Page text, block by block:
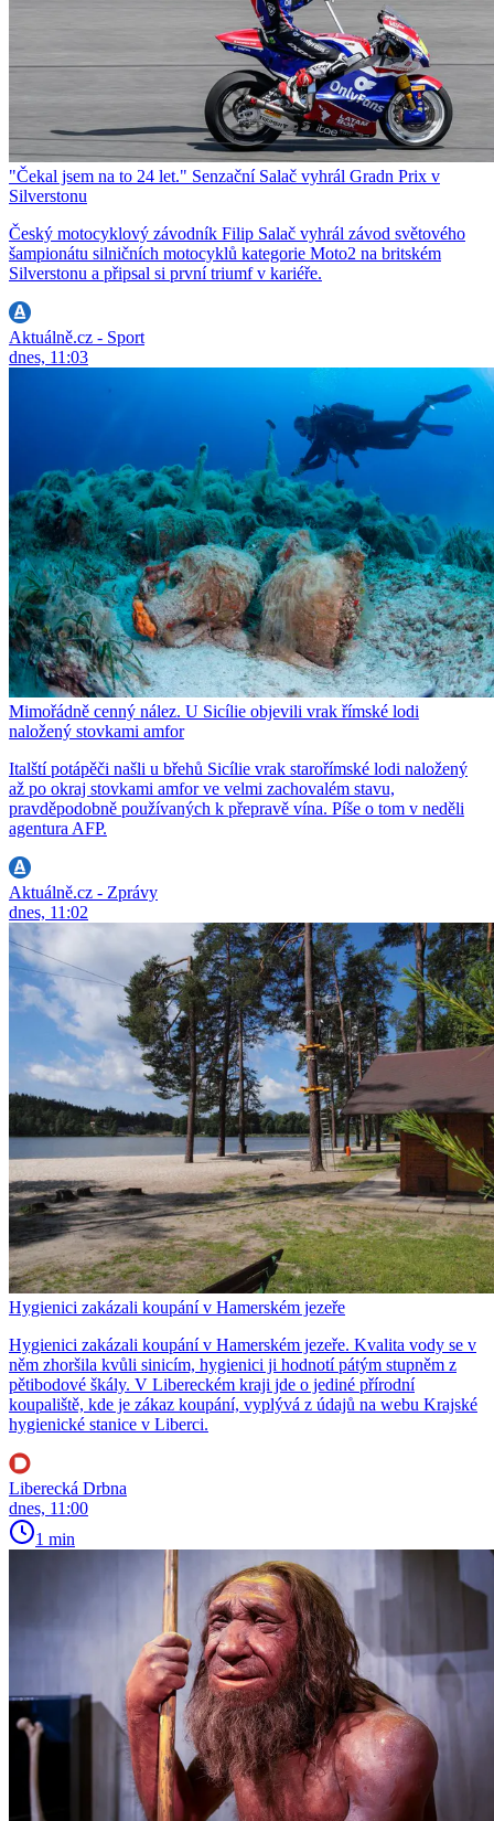
"Čekal jsem na to 24 let." Senzační Salač vyhrál Gradn Prix v
Silverstonu
Český motocyklový závodník Filip Salač vyhrál závod světového
šampionátu silničních motocyklů kategorie Moto2 na britském
Silverstonu a připsal si první triumf v kariéře.
Aktuálně.cz - Sport
dnes, 11:03
Mimořádně cenný nález. U Sicílie objevili vrak římské lodi
naložený stovkami amfor
Italští potápěči našli u břehů Sicílie vrak starořímské lodi naložený
až po okraj stovkami amfor ve velmi zachovalém stavu,
pravděpodobně používaných k přepravě vína. Píše o tom v neděli
agentura AFP.
Aktuálně.cz - Zprávy
dnes, 11:02
Hygienici zakázali koupání v Hamerském jezeře
Hygienici zakázali koupání v Hamerském jezeře. Kvalita vody se v
něm zhoršila kvůli sinicím, hygienici ji hodnotí pátým stupněm z
pětibodové škály. V Libereckém kraji jde o jediné přírodní
koupaliště, kde je zákaz koupání, vyplývá z údajů na webu Krajské
hygienické stanice v Liberci.
Liberecká Drbna
dnes, 11:00
1 min